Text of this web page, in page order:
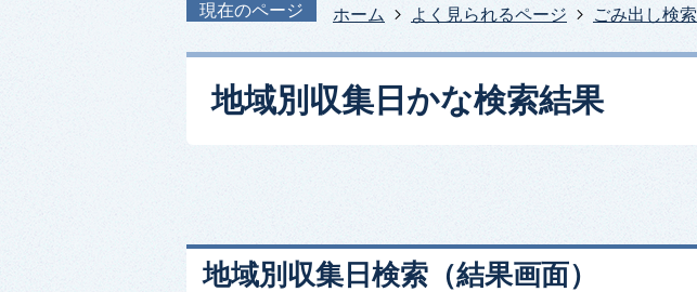
現在のページ ホーム よく見られるページ ごみ出し検索
地域別収集日かな検索結果
地域別収集日検索 （結果画面）